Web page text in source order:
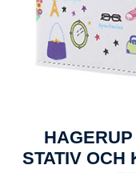
STATIV OCH